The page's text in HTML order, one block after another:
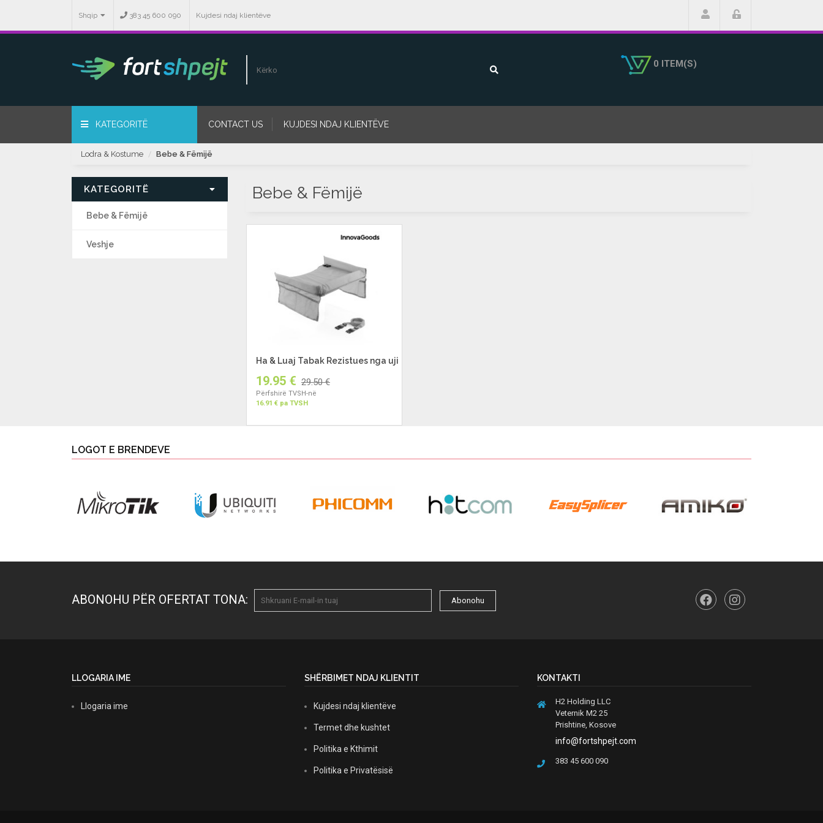
Shqip 383 45 600 090 Kujdesi ndaj klientëve
0 ITEM(S)
KATEGORITË CONTACT US KUJDESI NDAJ KLIENTËVE
Lodra & Kostume Bebe & Fëmijë
KATEGORITË
Bebe & Fëmijë
Veshje
Bebe & Fëmijë
Ha & Luaj Tabak Rezistues nga uji
19.95 € 29.50 €
Përfshirë TVSH-në
16.91 € pa TVSH
LOGOT E BRENDEVE
ABONOHU PËR OFERTAT TONA: Abonohu
LLOGARIA IME
Llogaria ime
SHËRBIMET NDAJ KLIENTIT
Kujdesi ndaj klientëve
Termet dhe kushtet
Politika e Kthimit
Politika e Privatësisë
KONTAKTI
H2 Holding LLC
Veternik M2 25
Prishtine, Kosove
info@fortshpejt.com
383 45 600 090